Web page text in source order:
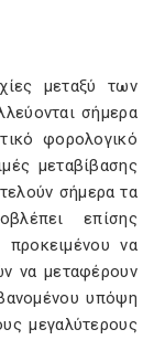
μεταξύ των
σήμερα
φορολογικό
μεταβίβασης
σήμερα τα
επίσης
να
να μεταφέρουν
υπόψη
μεγαλύτερους